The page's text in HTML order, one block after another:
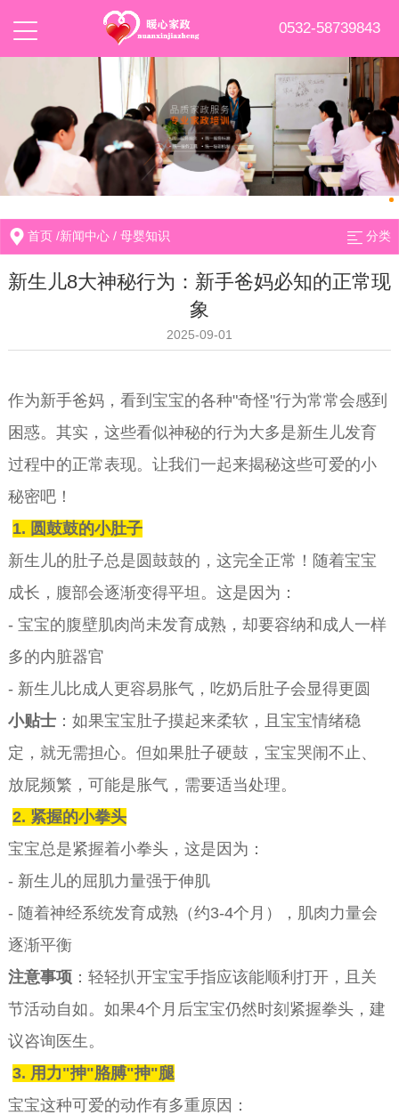
0532-58739843
首页 /新闻中心 /母婴知识 分类
新生儿8大神秘行为：新手爸妈必知的正常现
象
2025-09-01
作为新手爸妈，看到宝宝的各种"奇怪"行为常常会感到
困惑。其实，这些看似神秘的行为大多是新生儿发育
过程中的正常表现。让我们一起来揭秘这些可爱的小
秘密吧！
1. 圆鼓鼓的小肚子
新生儿的肚子总是圆鼓鼓的，这完全正常！随着宝宝
成长，腹部会逐渐变得平坦。这是因为：
- 宝宝的腹壁肌肉尚未发育成熟，却要容纳和成人一样
多的内脏器官
- 新生儿比成人更容易胀气，吃奶后肚子会显得更圆
小贴士：如果宝宝肚子摸起来柔软，且宝宝情绪稳
定，就无需担心。但如果肚子硬鼓，宝宝哭闹不止、
放屁频繁，可能是胀气，需要适当处理。
2. 紧握的小拳头
宝宝总是紧握着小拳头，这是因为：
- 新生儿的屈肌力量强于伸肌
- 随着神经系统发育成熟（约3-4个月），肌肉力量会
逐渐平衡
注意事项：轻轻扒开宝宝手指应该能顺利打开，且关
节活动自如。如果4个月后宝宝仍然时刻紧握拳头，建
议咨询医生。
3. 用力"抻"胳膊"抻"腿
宝宝这种可爱的动作有多重原因：